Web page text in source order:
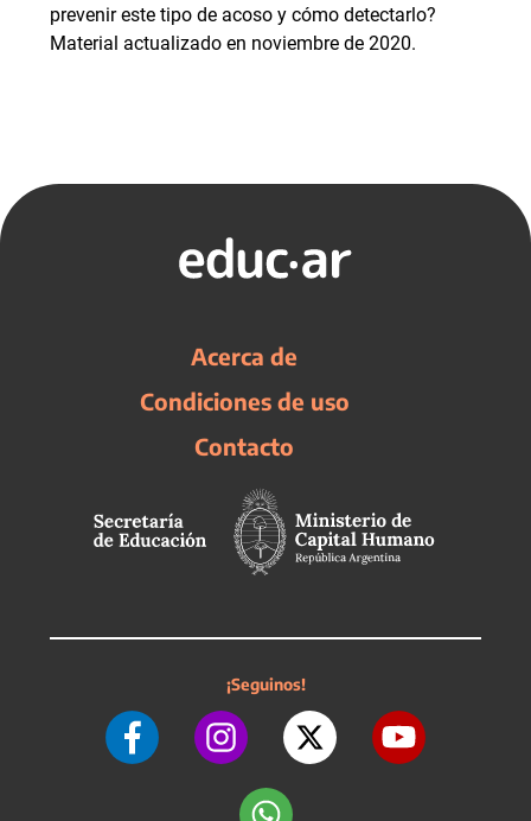
prevenir este tipo de acoso y cómo detectarlo?
Material actualizado en noviembre de 2020.
Acerca de
Condiciones de uso
Contacto
¡Seguinos!